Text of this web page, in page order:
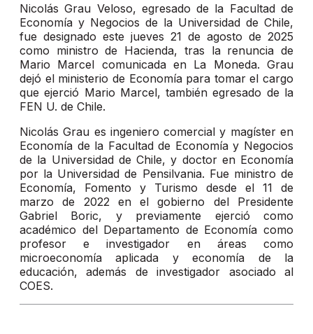
Nicolás Grau Veloso, egresado de la Facultad de
Economía y Negocios de la Universidad de Chile,
fue designado este jueves 21 de agosto de 2025
como ministro de Hacienda, tras la renuncia de
Mario Marcel comunicada en La Moneda. Grau
dejó el ministerio de Economía para tomar el cargo
que ejerció Mario Marcel, también egresado de la
FEN U. de Chile.
Nicolás Grau es ingeniero comercial y magíster en
Economía de la Facultad de Economía y Negocios
de la Universidad de Chile, y doctor en Economía
por la Universidad de Pensilvania. Fue ministro de
Economía, Fomento y Turismo desde el 11 de
marzo de 2022 en el gobierno del Presidente
Gabriel Boric, y previamente ejerció como
académico del Departamento de Economía como
profesor e investigador en áreas como
microeconomía aplicada y economía de la
educación, además de investigador asociado al
COES.